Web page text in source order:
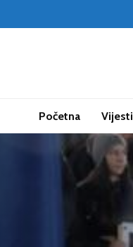
Početna Vijesti